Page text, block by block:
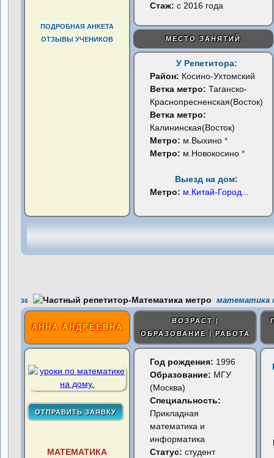
ПОДРОБНАЯ АНКЕТА
ОТЗЫВЫ УЧЕНИКОВ
Стаж: с 2016 года
МЕСТО ЗАНЯТИЙ
У Репетитора:
Район: Косино-Ухтомский
Ветка метро:Таганско-
Краснопресненская(Восток)
Ветка метро:
Калининская(Восток)
Метро: м.Выхино*
Метро: м.Новокосино*
Выезд на дом:
Метро: м.Китай-Город
36 математика
АННА АНДРЕЕВНА
ВОЗРАСТ |
ОБРАЗОВАНИЕ | РАБОТА
МАТЕМАТИКА
Год рождения: 1996
Образование: МГУ
(Москва)
Специальность:
Прикладная
математика и
информатика
Статус:студент